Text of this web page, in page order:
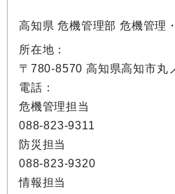
高知県 危機管理部 危機管理
所在地：
〒780-8570 高知県高知市丸
電話：
危機管理担当
088-823-9311
防災担当
088-823-9320
情報担当